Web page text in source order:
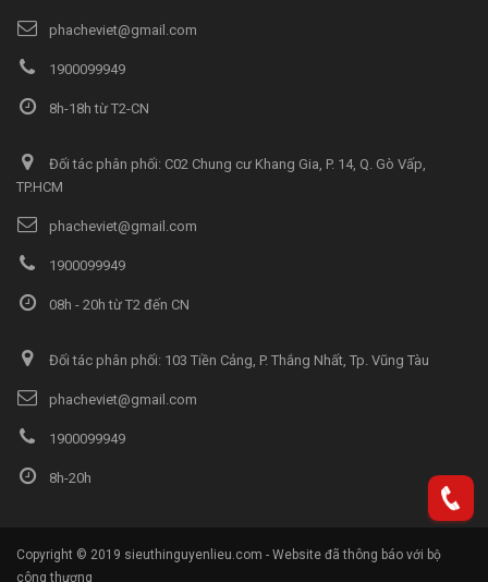
phacheviet@gmail.com
1900099949
8h-18h từ T2-CN
Đối tác phân phối: C02 Chung cư Khang Gia, P. 14, Q. Gò Vấp,
TP.HCM
phacheviet@gmail.com
1900099949
08h - 20h từ T2 đến CN
Đối tác phân phối: 103 Tiền Cảng, P. Thắng Nhất, Tp. Vũng Tàu
phacheviet@gmail.com
1900099949
8h-20h
Copyright © 2019 sieuthinguyenlieu.com - Website đã thông báo với bộ
công thương